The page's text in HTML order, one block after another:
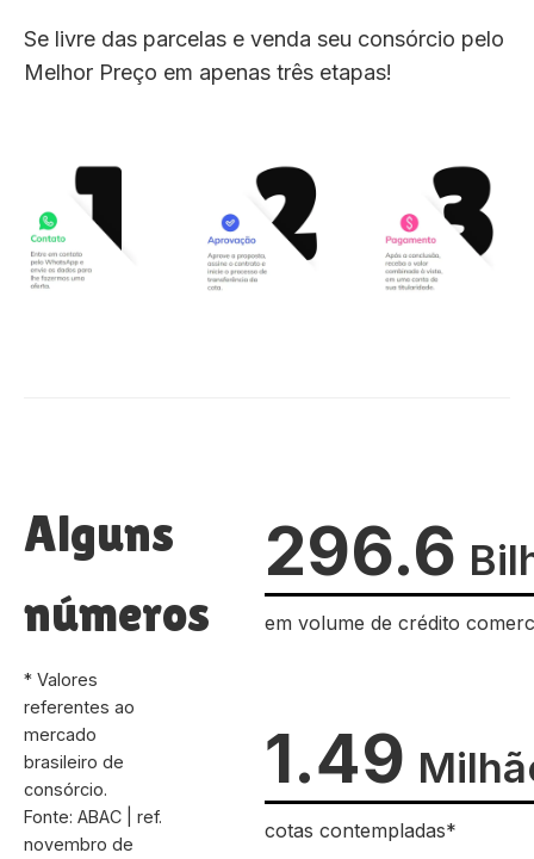
Se livre das parcelas e venda seu consórcio pelo
Melhor Preço em apenas três etapas!
Alguns
números
* Valores
referentes ao
mercado
brasileiro de
consórcio.
Fonte: ABAC | ref.
novembro de
296.6
em volume de crédito
1.49
cotas contempladas*